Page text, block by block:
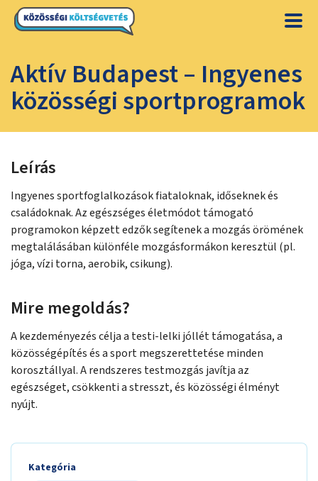
Aktív Budapest – Ingyenes
közösségi sportprogramok
Leírás
Ingyenes sportfoglalkozások fiataloknak, időseknek és
családoknak. Az egészséges életmódot támogató
programokon képzett edzők segítenek a mozgás örömének
megtalálásában különféle mozgásformákon keresztül (pl.
jóga, vízi torna, aerobik, csikung).
Mire megoldás?
A kezdeményezés célja a testi-lelki jóllét támogatása, a
közösségépítés és a sport megszerettetése minden
korosztállyal. A rendszeres testmozgás javítja az
egészséget, csökkenti a stresszt, és közösségi élményt
nyújt.
Kategória